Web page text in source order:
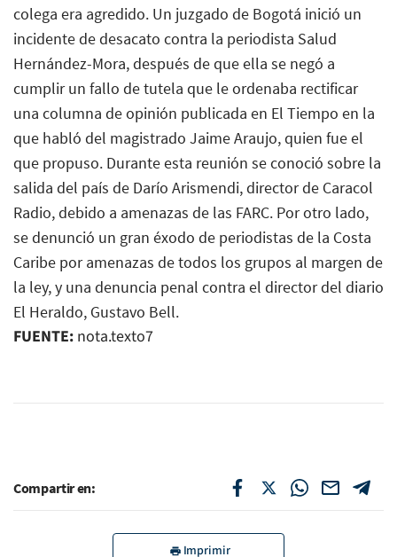
colega era agredido. Un juzgado de Bogotá inició un
incidente de desacato contra la periodista Salud
Hernández-Mora, después de que ella se negó a
cumplir un fallo de tutela que le ordenaba rectificar
una columna de opinión publicada en El Tiempo en la
que habló del magistrado Jaime Araujo, quien fue el
que propuso. Durante esta reunión se conoció sobre la
salida del país de Darío Arismendi, director de Caracol
Radio, debido a amenazas de las FARC. Por otro lado,
se denunció un gran éxodo de periodistas de la Costa
Caribe por amenazas de todos los grupos al margen de
la ley, y una denuncia penal contra el director del diario
El Heraldo, Gustavo Bell.
FUENTE: nota.texto7
Compartir en:
Imprimir